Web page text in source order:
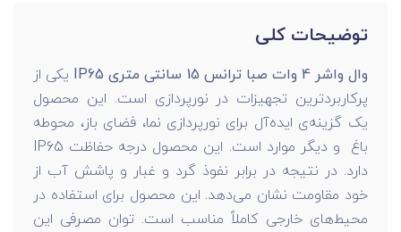
توضیحات کلی
وال واشر 4 وات صبا ترانس 15 سانتی متری IP65
یکی از
پرکاربردترین تجهیزات در نورپردازی است. این محصول
یک گزینه‌ی ایده‌آل برای نورپردازی نما، فضای باز، محوطه
باغ و دیگر موارد است. این محصول درجه حفاظت IP65
دارد. در نتیجه در برابر نفوذ گرد و غبار و پاشش آب از
خود مقاومت نشان می‌دهد. این محصول برای استفاده در
محیط‌های خارجی کاملاً مناسب است. توان مصرفی این